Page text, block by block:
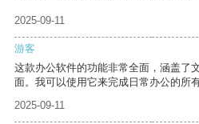
2025-09-11
游客
这款办公软件的功能非常全面，涵盖了
面。我可以使用它来完成日常办公的所
2025-09-11